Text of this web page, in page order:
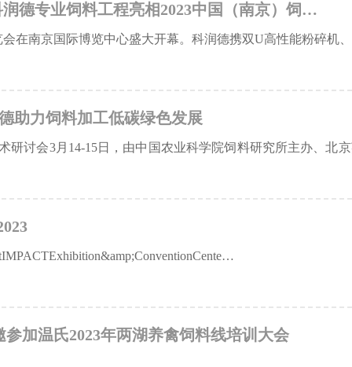
德专业饲料工程亮相2023中国（南京）饲…
在南京国际博览中心盛大开幕。科润德携双U高性能粉碎机
助力饲料加工低碳绿色发展
研讨会3月14-15日，由中国农业科学院饲料研究所主办、北
加温氏2023年两湖养禽饲料线培训大会